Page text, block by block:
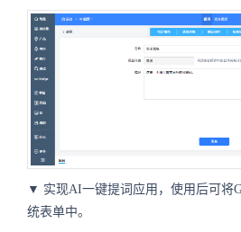
▼ 实现AI一键提词应用，使用后可将
统表单中。